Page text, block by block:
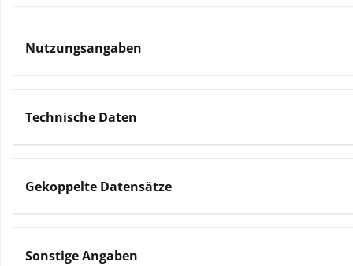
Nutzungsangaben
Technische Daten
Gekoppelte Datensätze
Sonstige Angaben